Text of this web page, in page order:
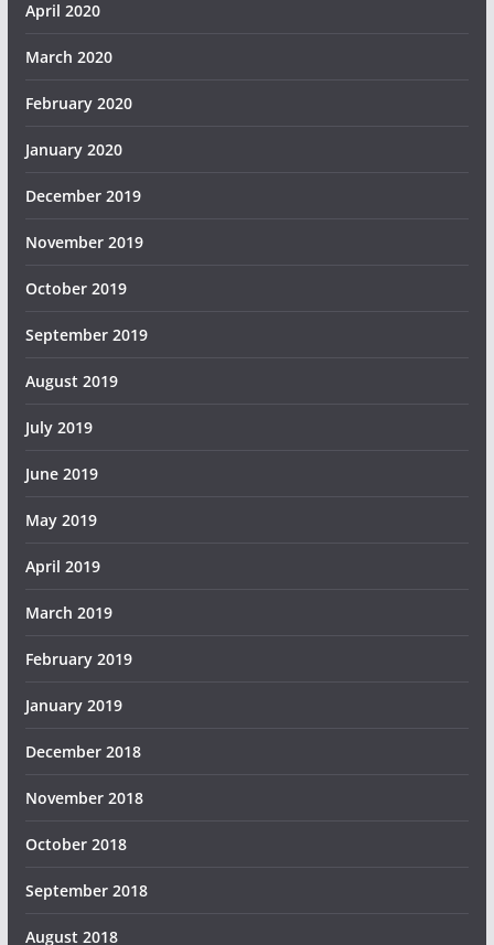
April 2020
March 2020
February 2020
January 2020
December 2019
November 2019
October 2019
September 2019
August 2019
July 2019
June 2019
May 2019
April 2019
March 2019
February 2019
January 2019
December 2018
November 2018
October 2018
September 2018
August 2018